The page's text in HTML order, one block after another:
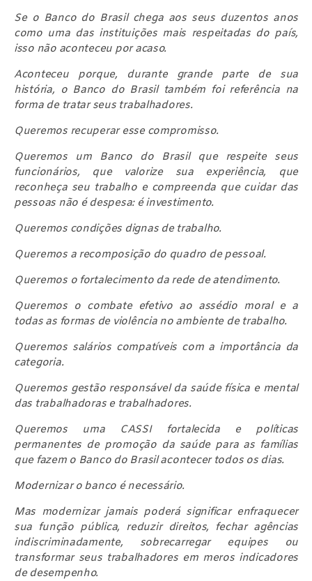
Se o Banco do Brasil chega aos seus duzentos anos
como uma das instituições mais respeitadas do país,
isso não aconteceu por acaso.
Aconteceu porque, durante grande parte de sua
história, o Banco do Brasil também foi referência na
forma de tratar seus trabalhadores.
Queremos recuperar esse compromisso.
Queremos um Banco do Brasil que respeite seus
funcionários, que valorize sua experiência, que
reconheça seu trabalho e compreenda que cuidar das
pessoas não é despesa: é investimento.
Queremos condições dignas de trabalho.
Queremos a recomposição do quadro de pessoal.
Queremos o fortalecimento da rede de atendimento.
Queremos o combate efetivo ao assédio moral e a
todas as formas de violência no ambiente de trabalho.
Queremos salários compatíveis com a importância da
categoria.
Queremos gestão responsável da saúde física e mental
das trabalhadoras e trabalhadores.
Queremos uma CASSI fortalecida e políticas
permanentes de promoção da saúde para as famílias
que fazem o Banco do Brasil acontecer todos os dias.
Modernizar o banco é necessário.
Mas modernizar jamais poderá significar enfraquecer
sua função pública, reduzir direitos, fechar agências
indiscriminadamente, sobrecarregar equipes ou
transformar seus trabalhadores em meros indicadores
de desempenho.